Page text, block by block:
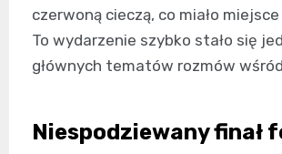
czerwoną cieczą, co miało miejsce
To wydarzenie szybko stało się
głównych tematów rozmów
Niespodziewany finał